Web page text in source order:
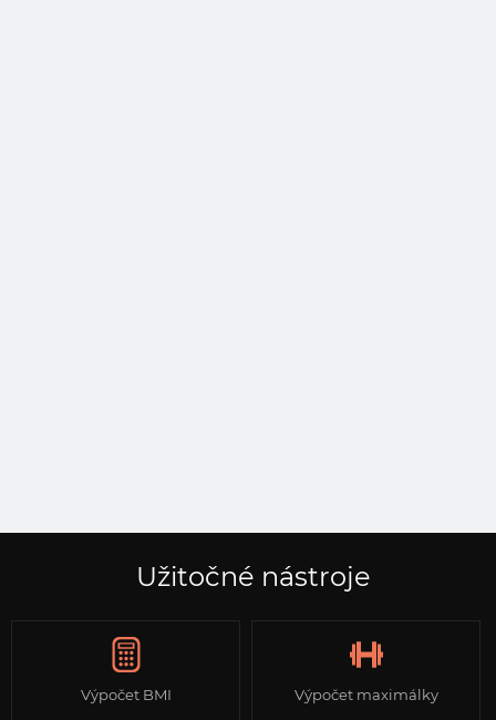
Užitočné nástroje
Výpočet BMI Výpočet maximálky